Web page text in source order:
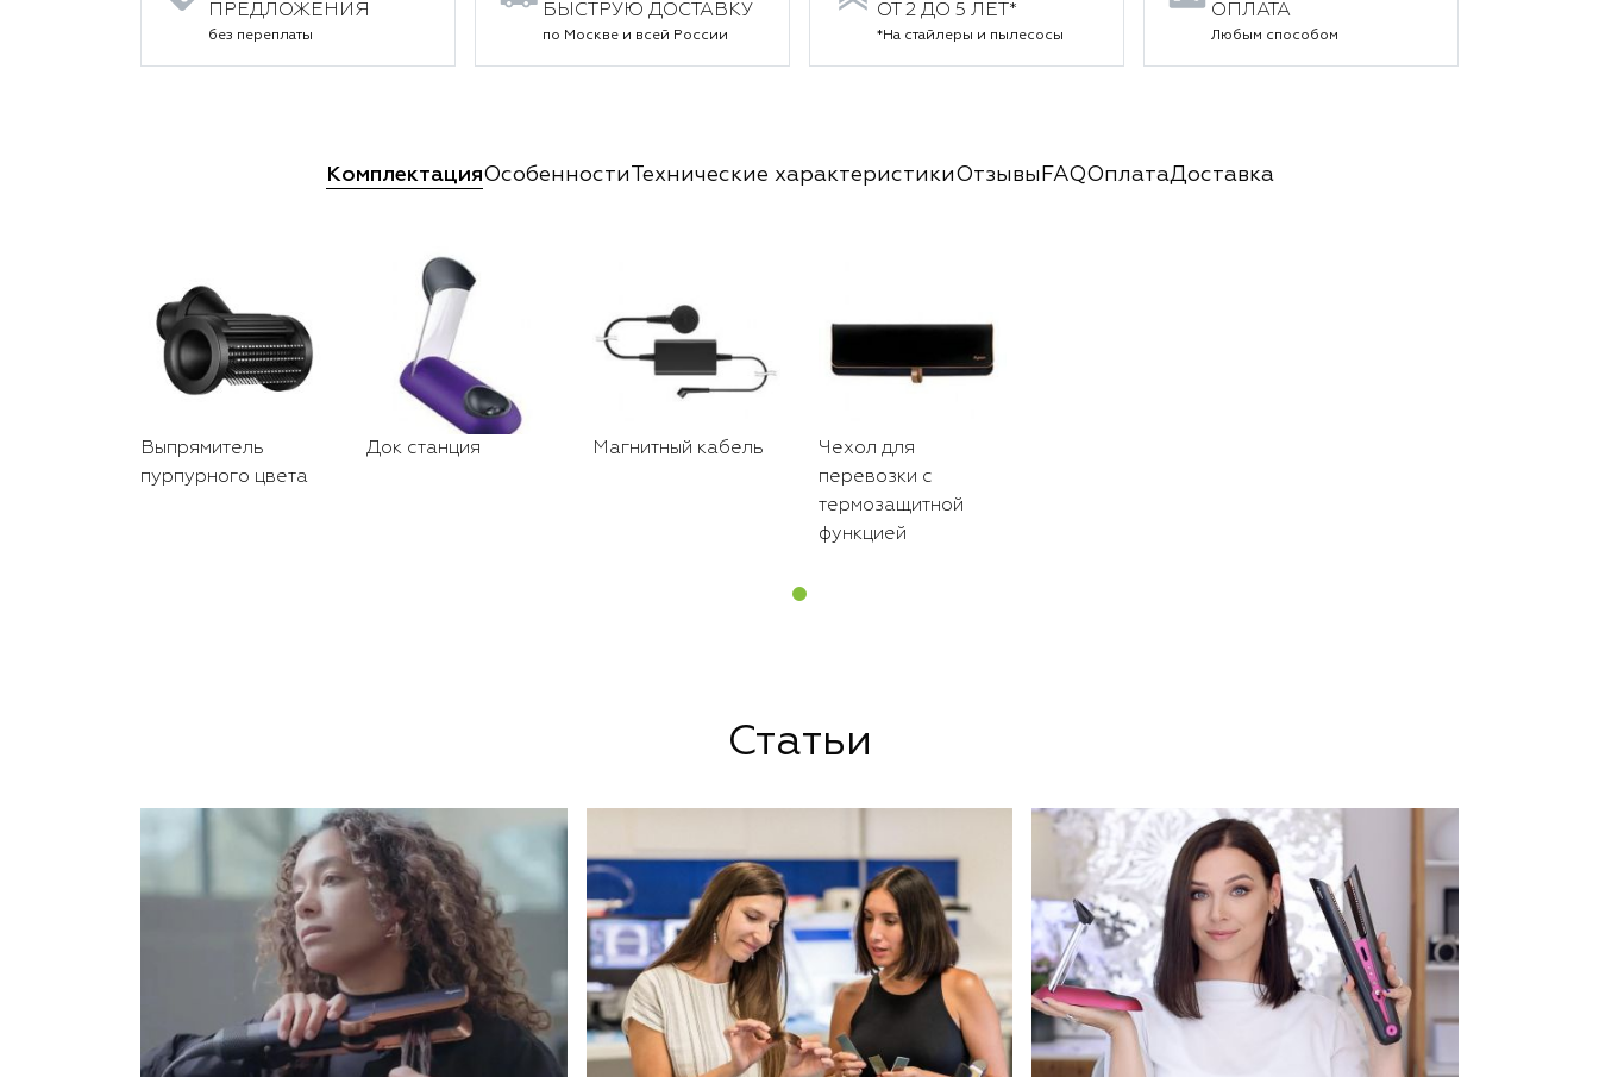
ПРЕДЛОЖЕНИЯ
без переплаты
БЫСТРУЮ ДОСТАВКУ
по Москве и всей России
ОТ 2 ДО 5 ЛЕТ*
*На стайлеры и пылесосы
ОПЛАТА
Любым способом
КомплектацияОсобенностиТехнические характеристикиОтзывы FAQОплатаДоставка
Выпрямитель
пурпурного цвета
Док станция Магнитный кабель
Чехол для
перевозки с
термозащитной
функцией
Статьи